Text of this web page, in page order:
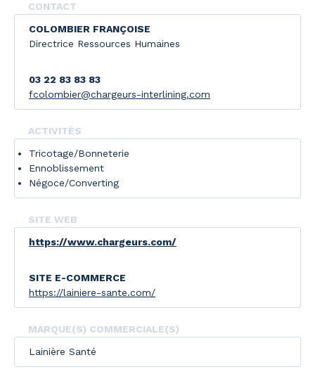
CONTACT
COLOMBIER FRANÇOISE
Directrice Ressources Humaines
03 22 83 83 83
fcolombier@chargeurs-interlining.com
ACTIVITÉS
Tricotage/Bonneterie
Ennoblissement
Négoce/Converting
SITE WEB
https://www.chargeurs.com/
SITE E-COMMERCE
https://lainiere-sante.com/
MARQUE(S) COMMERCIALE(S)
Lainière Santé